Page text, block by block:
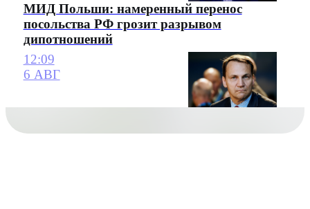
МИД Польши: намеренный перенос
посольства РФ грозит разрывом
дипотношений
12:09
6 АВГ